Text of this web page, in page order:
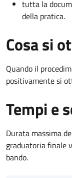
tutta la
della pratica.
Cosa si
Quando il
positivamente si
Tempi e
Durata massima
graduatoria finale
bando.